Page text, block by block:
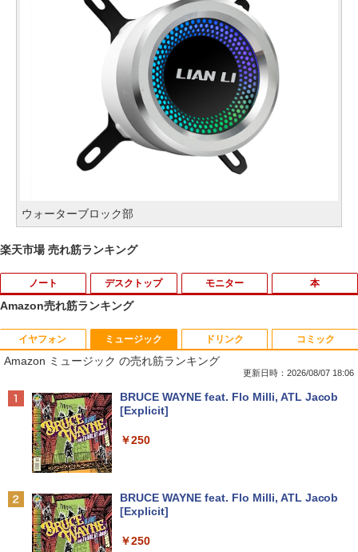
ウォーターブロック部
楽天市場 売れ筋ランキング
ノート
1
【即納】中古ノートパソコン windows1
1 office付き 東芝 PB55 Intel 第6世代Co
re i3 初心者向け メモリ4GB SSD128GB
日本語キーボード コスパ
2
A PC-VKM44XZGA Core i5 1145G7 第1
1世代CPU メモリ8GB SSD240GB 15イ
レビュー特典：WPS Office Bランク パ
デスクトップ
1
中古パソコン | NEC | Mate MKM30B-4 |
Windows11 | デスクトップ | 一年保証 |
第8世代 | Core i5 8500 3.0(〜最大4.1)G
D-ROM | 無線LAN:あり | Win11Pro64bit
2
D38001 [ESPRIMO D588/T(i5-8500 8G
B SSD500GB Win10Pro64)]
￥21,280
モニター
1
LED ライティングボード 手書き 看板 60
x80cm 結婚式 ウェルカムボード カフェ
店頭ディスプレイ マーカー付属 強化ガラ
保証付)
2
古モニター 23.8インチ フルHD IPSパネ
ル ノングレア BenQ GW2480 HDMI Dis
付き 動作確認済み 30日保証 送料無料
本
1
はじめての世界名作えほん あかいえほ
んのおうち（1～40巻） （0） [ 中脇 初
￥26,400
￥1,650
Amazon売れ筋ランキング
イヤフォン
Anker Soundcore P40i ブラック
Anker Soundcore P31i ブラック
ミュージック
Amazon ミュージック の売れ筋ランキング
更新日時：2026/08/07 18:06
BRUCE WAYNE feat. Flo Milli, ATL Jacob
[Explicit]
￥250
BRUCE WAYNE feat. Flo Milli, ATL Jacob
[Explicit]
￥250
ドリンク コミック